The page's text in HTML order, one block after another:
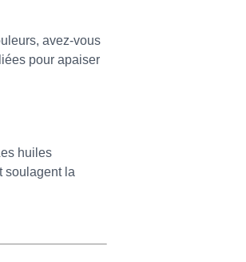
avez-vous
pour apaiser
huiles
soulagent la